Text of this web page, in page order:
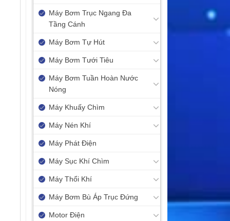
Máy Bơm Trục Ngang Đa
Tầng Cánh
Máy Bơm Tự Hút
Máy Bơm Tưới Tiêu
Máy Bơm Tuần Hoàn Nước
Nóng
Máy Khuấy Chìm
Máy Nén Khí
Máy Phát Điện
Máy Sục Khí Chìm
Máy Thổi Khí
Máy Bơm Bù Áp Trục Đứng
Motor Điện